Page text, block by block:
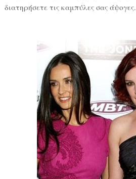
διατηρήσετε τις καμπύλες σας άψογες.